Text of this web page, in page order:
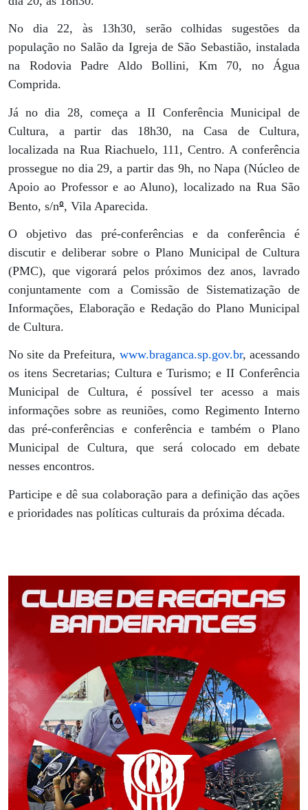
No dia 22, às 13h30, serão colhidas sugestões da
população no Salão da Igreja de São Sebastião, instalada
na Rodovia Padre Aldo Bollini, Km 70, no Água
Comprida.
Já no dia 28, começa a II Conferência Municipal de
Cultura, a partir das 18h30, na Casa de Cultura,
localizada na Rua Riachuelo, 111, Centro. A conferência
prossegue no dia 29, a partir das 9h, no Napa (Núcleo de
Apoio ao Professor e ao Aluno), localizado na Rua São
Bento, s/nº, Vila Aparecida.
O objetivo das pré-conferências e da conferência é
discutir e deliberar sobre o Plano Municipal de Cultura
(PMC), que vigorará pelos próximos dez anos, lavrado
conjuntamente com a Comissão de Sistematização de
Informações, Elaboração e Redação do Plano Municipal
de Cultura.
No site da Prefeitura, www.braganca.sp.gov.br, acessando
os itens Secretarias; Cultura e Turismo; e II Conferência
Municipal de Cultura, é possível ter acesso a mais
informações sobre as reuniões, como Regimento Interno
das pré-conferências e conferência e também o Plano
Municipal de Cultura, que será colocado em debate
nesses encontros.
Participe e dê sua colaboração para a definição das ações
e prioridades nas políticas culturais da próxima década.